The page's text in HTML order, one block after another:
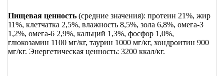
Пищевая ценность (средние значения): протеин 21%, жир
11%, клетчатка 2,5%, влажность 8,5%, зола 6,8%, омега-3
1,2%, омега-6 2,9%, кальций 1,3%, фосфор 1,0%,
глюкозамин 1100 мг/кг, таурин 1000 мг/кг, хондроитин 900
мг/кг. Энергетическая ценность: 3200 ккал/кг.